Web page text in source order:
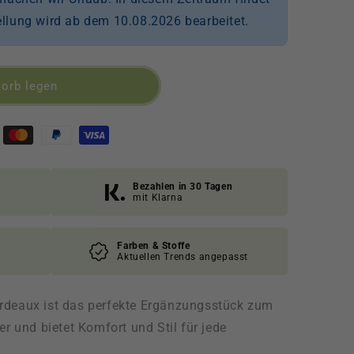
wird ab dem 10.08.2026 bearbeitet.
legen
Bezahlen in 30 Tagen
mit Klarna
Farben & Stoffe
Aktuellen Trends angepasst
ist das perfekte Ergänzungsstück zum
und bietet Komfort und Stil für jede